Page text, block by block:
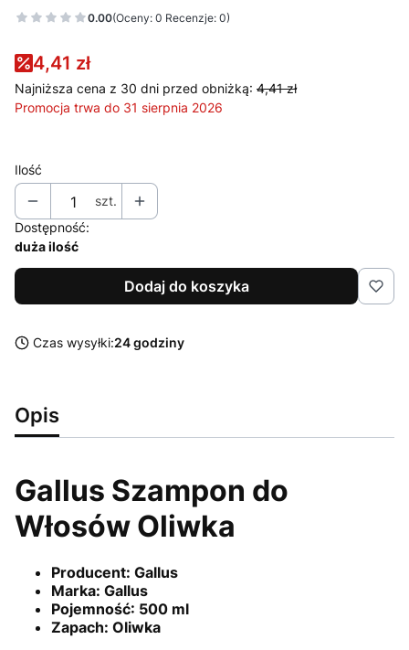
0.00(Oceny: 0 Recenzje: 0)
Przejdź do sekcji Opinie
4,41 zł
Najniższa cena z 30 dni przed obniżką: 4,41 zł
Promocja trwa do 31 sierpnia 2026
Ilość
szt.
Dostępność:
duża ilość
Dodaj do koszyka
Czas wysyłki:24 godziny
Opis
Gallus Szampon do
Włosów Oliwka
Producent: Gallus
Marka: Gallus
Pojemność: 500 ml
Zapach: Oliwka